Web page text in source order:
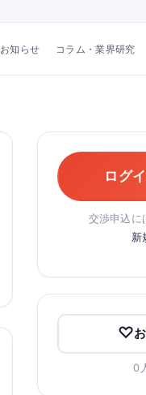
お知らせ コラム・業界研究
ログ
交渉申込に
新
0